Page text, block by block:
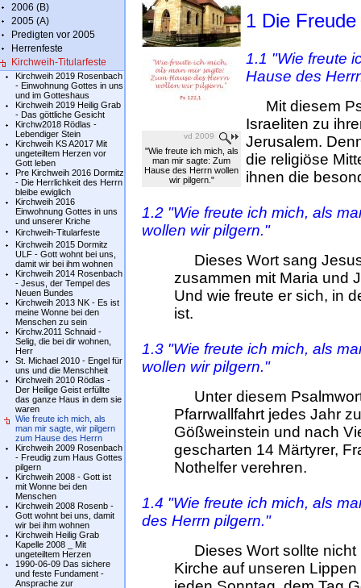
2006 (B)
2005 (A)
Predigten vor 2005
Herrenfeste
Kirchweih-Titularfeste
Kirchweih 2019 Rosenbach
- Einwohnung Gottes in uns
und im Gotteshaus
Kirchweih 2019 Heilig Grab
- Das göttliche Gesicht
Kirchw2018 Rödlas -
Lebendiger Stein
Kirchweih KS A2017 Mit
ungeteiltem Herzen vor
Gott leben
Pre Kirchweih 2016 Dormitz
- Die Herrlichkeit des Herrn
bleibe ewiglich
Kirchweih 2016
Einwohnung Gottes in uns
und unserer Kriche
Kirchweih-Titularfeste
Kirchweih 2015 Dormitz
ULF - Gott wohnt bei uns,
damit wir bei ihm wohnen
Kirchweih 2014 Rosenbach
- Jesus, der Tempel des
Neuen Bundes
Kirchweih 2013 NK - Es ist
meine Wonne bei den
Menschen zu sein
Kirchw.2011 Schnaid -
Selig, die bei dir wohnen,
Herr
St. Michael 2010 - Engel für
uns und die Menschheit
Kirchweih 2010 Rödlas -
Der Heilige Geist erfüllte
das ganze Haus in dem sie
waren
Wie freute ich mich, als
man mir sagte, wir pilgern
zum Hause des Herrn
Kirchweih 2009 Rosenbach
- Freudig zum Haus Gottes
pilgern
Kirchweih 2008 - Gott ist
mit Wonne bei den
Menschen
Kirchweih 2008 Rosenb -
Gott wohnt bei uns, damit
wir bei ihm wohnen
Kirchweih Heilig Grab
Kapelle 2008 _ Mit
ungeteiltem Herzen
1990-06-09 Das sichere
und feste Fundament -
Ansprache zur
vd 2009
"Wie freute ich mich, als
man mir sagte: Zum
Hause des Herrn wollen
wir pilgern."
1 Die
1.1 "Wie freute
Hause des
Mit diesem
Israeliten zu
Jerusalem.
die religiöse
ihnen die
1.2 "Wie freute ich mich, als
wollen wir pilgern."
Dieses Wort sang
zusammen mit Maria und
Und wie freute er sich, in
ist.
1.3 "Wie freute ich mich, als
wollen wir pilgern."
Unter diesem
Pfarrwallfahrt jedes Jahr
Gößweinstein und nach
gescharten 14 Märtyrer,
Nothelfer verehren.
1.4 "Wie freute ich mich, als
des Herrn pilgern."
Dieses Wort sollte nicht
Kirche auf unseren